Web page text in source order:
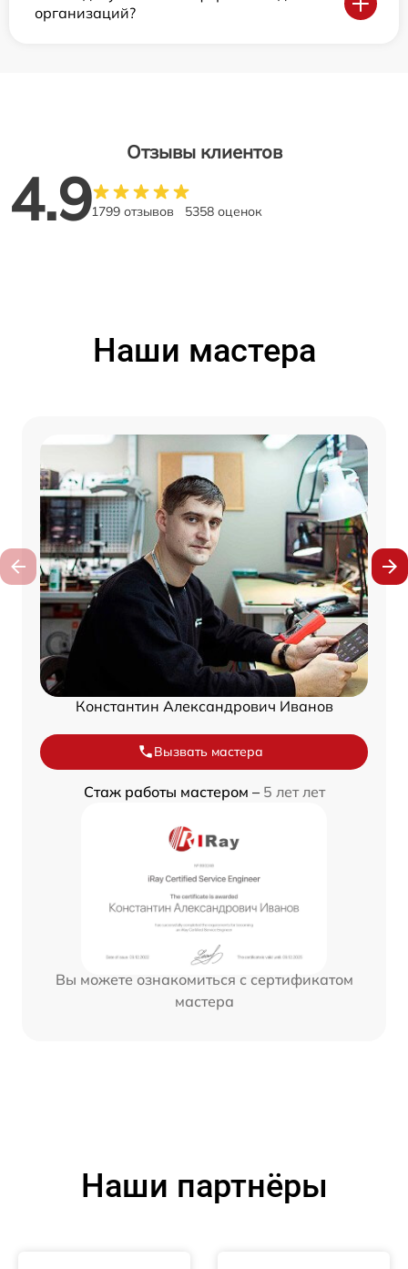
организаций?
Отзывы клиентов
4.91799 отзывов 5358 оценок
Наши мастера
Константин Александрович Иванов
Вызвать мастера
Стаж работы мастером – 5 лет лет
Вы можете ознакомиться с сертификатом
мастера
Наши партнёры